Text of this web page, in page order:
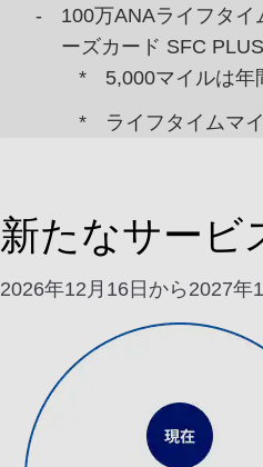
100万ANAライフタ
ーズカード SFC
5,000マイルは年
ライフタイムマ
新たなサービ
2026年12月16日から2027年